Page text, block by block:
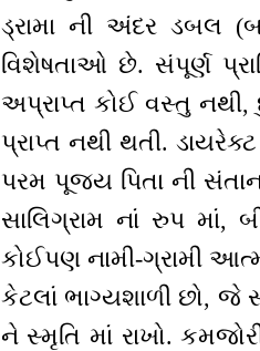
ડ્રામા ની અંદર ડબલ
વિશેષતાઓ છે. સંપૂર્ણ
અપ્રાપ્ત કોઈ વસ્તુ નથી,
પ્રાપ્ત નથી થતી.
પરમ પૂજ્ય પિતા ની
સાલિગ્રામ નાં રુપ માં,
કોઈપણ નામી-ગ્રામી
કેટલાં ભાગ્યશાળી છો, જે
ને સ્મૃતિ માં રાખો.